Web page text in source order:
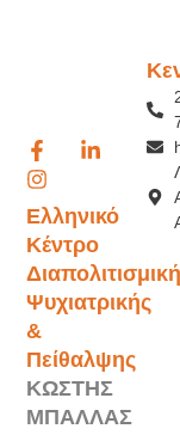
Ελληνικό
Κέντρο
Ψυχιατρικής
&
Πείθαλψης
ΚΩΣΤΗΣ
ΜΠΑΛΛΑΣ